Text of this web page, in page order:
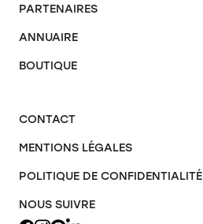
PARTENAIRES
ANNUAIRE
BOUTIQUE
CONTACT
MENTIONS LÉGALES
POLITIQUE DE CONFIDENTIALITÉ
NOUS SUIVRE